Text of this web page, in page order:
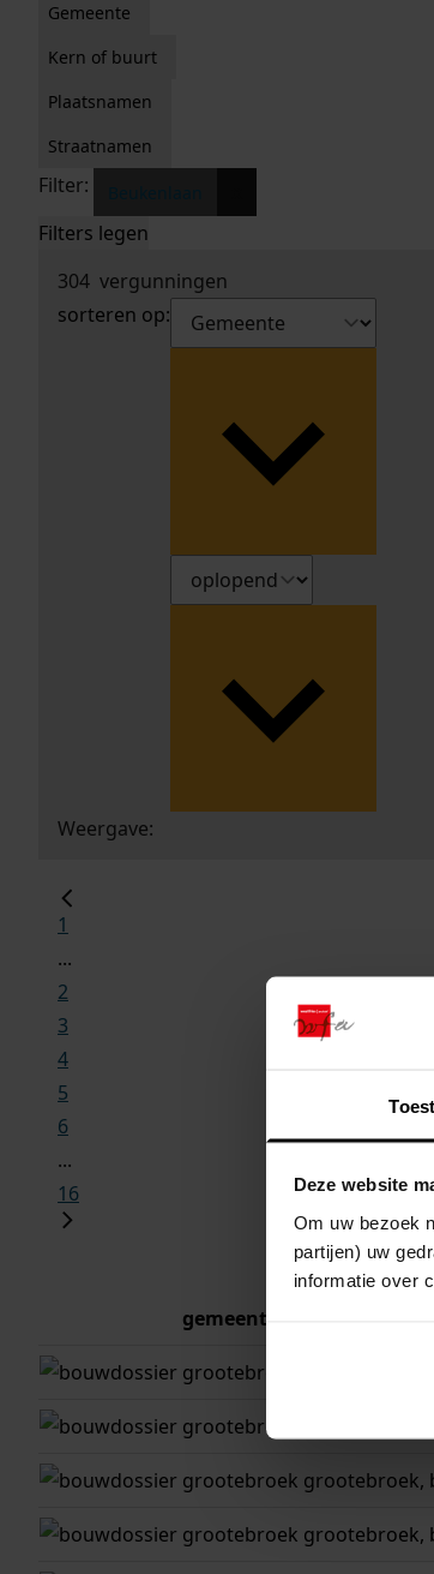
Deze website
Om uw bezoek
partijen) uw
informatie over
Gemeente
Kern of buurt
Plaatsnamen
Straatnamen
Filter:
Filters legen
304 vergunningen
sorteren op:
Weergave:
1
...
2
3
4
5
6
...
16
gemeente
grootebroek
grootebroek
grootebroek grootebroek,
grootebroek grootebroek,